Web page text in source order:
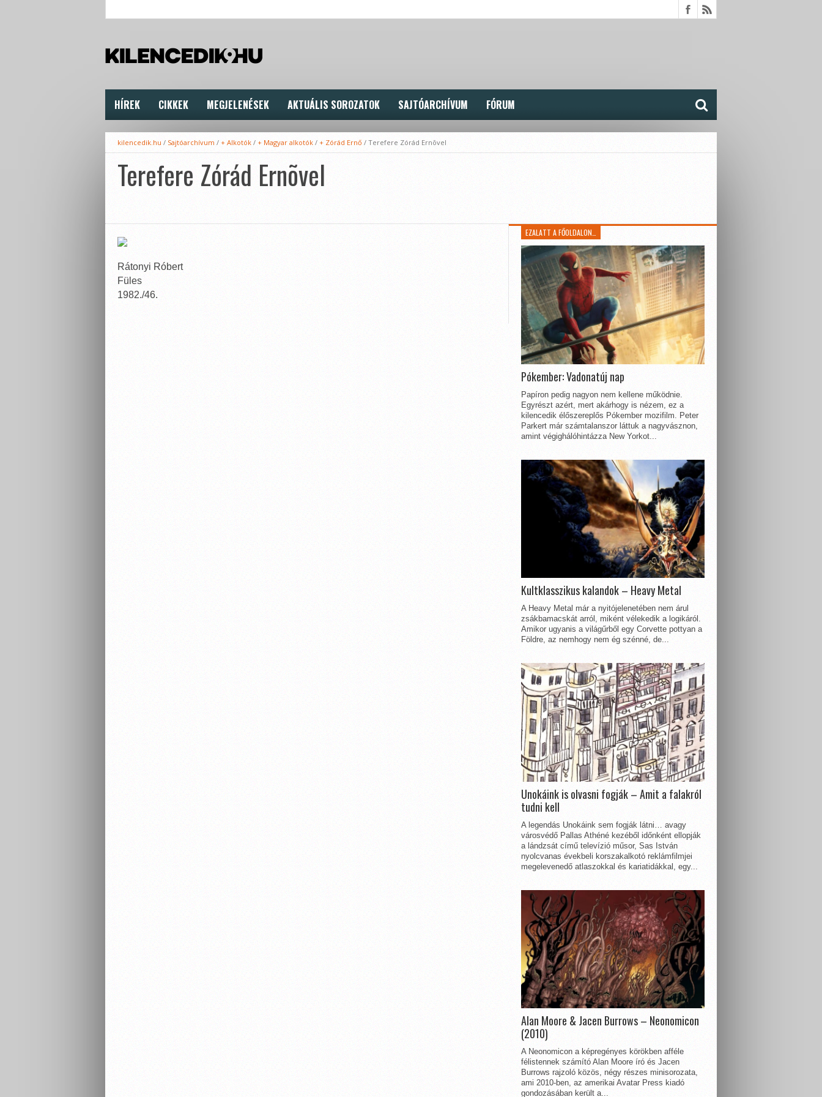
HÍREK CIKKEK MEGJELENÉSEK AKTUÁLIS SOROZATOK SAJTÓARCHÍVUM FÓRUM
kilencedik.hu / Sajtóarchívum / + Alkotók / + Magyar alkotók / + Zórád Ernő / Terefere Zórád Ernõvel
Terefere Zórád Ernõvel
Rátonyi Róbert
Füles
1982./46.
EZALATT A FŐOLDALON…
Pókember: Vadonatúj nap
Papíron pedig nagyon nem kellene működnie.
Egyrészt azért, mert akárhogy is nézem, ez a
kilencedik élőszereplős Pókember mozifilm. Peter
Parkert már számtalanszor láttuk a nagyvásznon,
amint végighálóhintázza New Yorkot...
Kultklasszikus kalandok – Heavy Metal
A Heavy Metal már a nyitójelenetében nem árul
zsákbamacskát arról, miként vélekedik a logikáról.
Amikor ugyanis a világűrből egy Corvette pottyan a
Földre, az nemhogy nem ég szénné, de...
Unokáink is olvasni fogják – Amit a falakról
tudni kell
A legendás Unokáink sem fogják látni… avagy
városvédő Pallas Athéné kezéből időnként ellopják
a lándzsát című televízió műsor, Sas István
nyolcvanas évekbeli korszakalkotó reklámfilmjei
megelevenedő atlaszokkal és kariatidákkal, egy...
Alan Moore & Jacen Burrows – Neonomicon
(2010)
A Neonomicon a képregényes körökben afféle
félistennek számító Alan Moore író és Jacen
Burrows rajzoló közös, négy részes minisorozata,
ami 2010-ben, az amerikai Avatar Press kiadó
gondozásában került a...